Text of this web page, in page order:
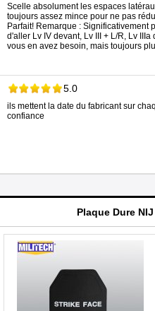
Scelle absolument les espaces
toujours assez mince pour ne pas
Parfait! Remarque : Significativement
d'aller Lv IV devant, Lv III + L/R, Lv
vous en avez besoin, mais toujours
5.0
ils mettent la date du fabricant sur
confiance
Plaque Dure